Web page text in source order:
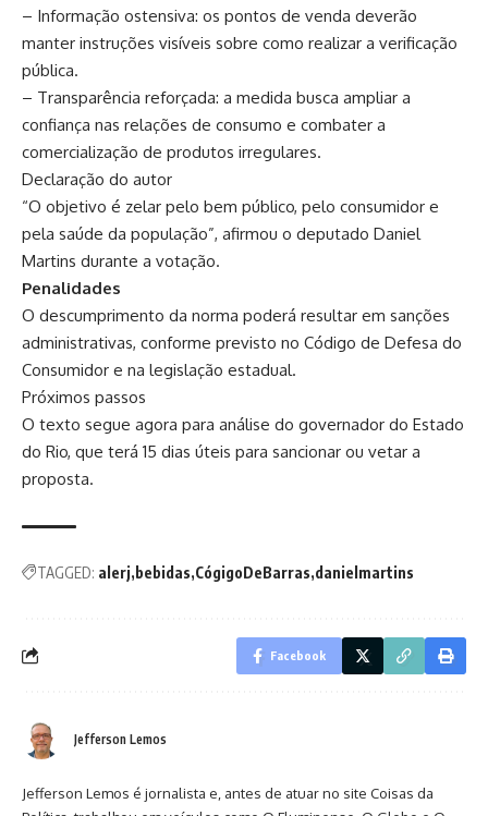
– Informação ostensiva: os pontos de venda deverão
manter instruções visíveis sobre como realizar a verificação
pública.
– Transparência reforçada: a medida busca ampliar a
confiança nas relações de consumo e combater a
comercialização de produtos irregulares.
Declaração do autor
“O objetivo é zelar pelo bem público, pelo consumidor e
pela saúde da população”, afirmou o deputado Daniel
Martins durante a votação.
Penalidades
O descumprimento da norma poderá resultar em sanções
administrativas, conforme previsto no Código de Defesa do
Consumidor e na legislação estadual.
Próximos passos
O texto segue agora para análise do governador do Estado
do Rio, que terá 15 dias úteis para sancionar ou vetar a
proposta.
TAGGED: alerj bebidas CógigoDeBarras danielmartins
Facebook
Jefferson Lemos
Jefferson Lemos é jornalista e, antes de atuar no site Coisas da